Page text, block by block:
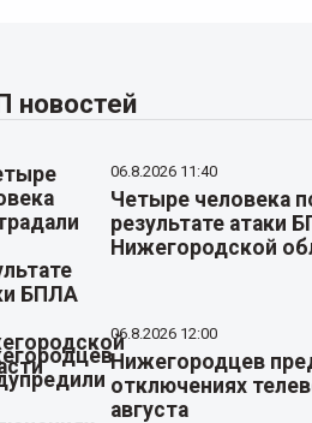
новостей
06.8.2026 11:40
Четыре человека
результате атаки
Нижегородской
06.8.2026 12:00
Нижегородцев
отключениях
августа